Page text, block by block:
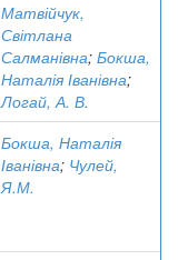
Матвійчук,
Світлана
Салманівна; Бокша,
Наталія Іванівна;
Логай, А. В.
Бокша, Наталія
Іванівна; Чулей,
Я.М.